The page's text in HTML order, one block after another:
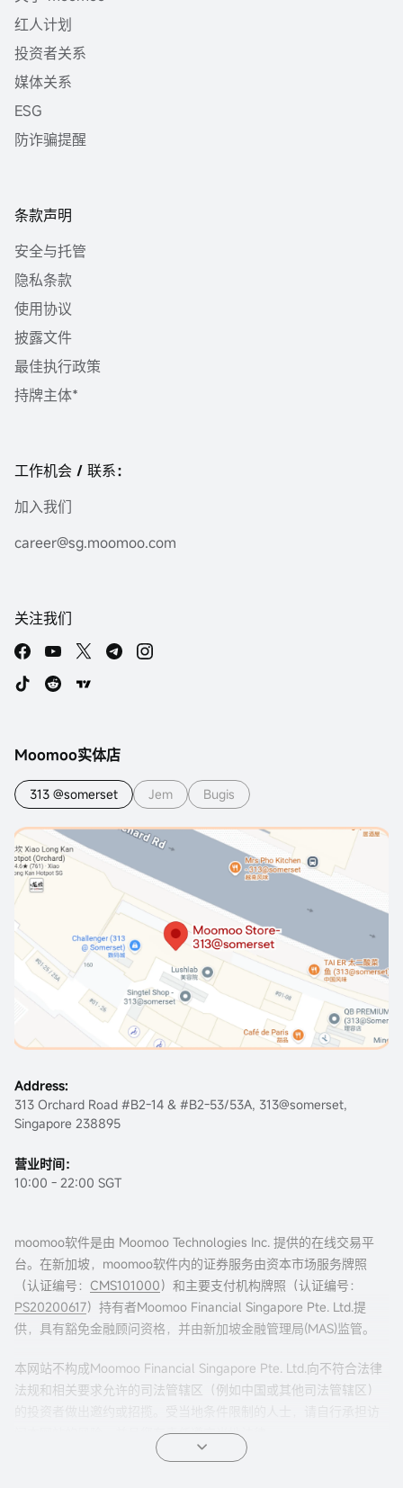
红人计划
投资者关系
媒体关系
ESG
防诈骗提醒
条款声明
安全与托管
隐私条款
使用协议
披露文件
最佳执行政策
持牌主体*
工作机会 / 联系：
加入我们
career@sg.moomoo.com
关注我们
Moomoo实体店
313 @somerset Jem Bugis
Address:
313 Orchard Road #B2-14 & #B2-53/53A, 313@somerset,
Singapore 238895
营业时间：
10:00 - 22:00 SGT
moomoo软件是由 Moomoo Technologies Inc. 提供的在线交易平
台。在新加坡，moomoo软件内的证券服务由资本市场服务牌照
（认证编号： CMS101000）和主要支付机构牌照（认证编号：
PS20200617）持有者Moomoo Financial Singapore Pte. Ltd.提
供，具有豁免金融顾问资格，并由新加坡金融管理局(MAS)监管。
本网站不构成Moomoo Financial Singapore Pte. Ltd.向不符合法律
法规和相关要求允许的司法管辖区（例如中国或其他司法管辖区）
问本网站的风险，并且您有责任遵守当地法律。